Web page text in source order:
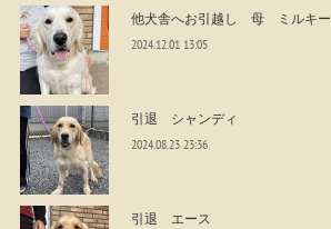
他犬舎へお引越し 母 ミルキー
2024.12.01 13:05
引退 シャンディ
2024.08.23 23:36
引退 エース